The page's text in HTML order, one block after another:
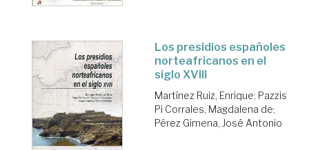
Los presidios españoles
norteafricanos en el
siglo XVIII
Martínez Ruiz, Enrique; Pazzis
Pi Corrales, Magdalena de;
Pérez Gimena, José Antonio